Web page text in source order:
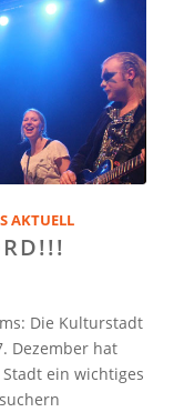
AKTUELL
Die Kulturstadt
Dezember hat
ein wichtiges